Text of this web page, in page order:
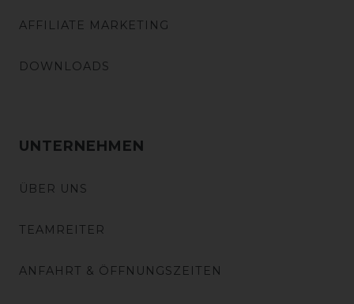
AFFILIATE MARKETING
DOWNLOADS
UNTERNEHMEN
ÜBER UNS
TEAMREITER
ANFAHRT & ÖFFNUNGSZEITEN